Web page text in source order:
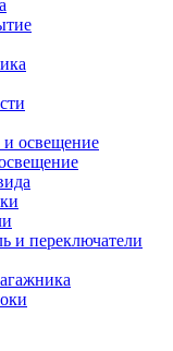
и освещение
и переключатели